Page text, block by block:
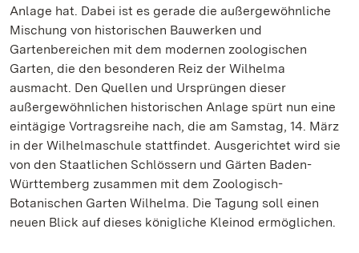
Anlage hat. Dabei ist es gerade die außergewöhnliche
Mischung von historischen Bauwerken und
Gartenbereichen mit dem modernen zoologischen
Garten, die den besonderen Reiz der Wilhelma
ausmacht. Den Quellen und Ursprüngen dieser
außergewöhnlichen historischen Anlage spürt nun eine
eintägige Vortragsreihe nach, die am Samstag, 14. März
in der Wilhelmaschule stattfindet. Ausgerichtet wird sie
von den Staatlichen Schlössern und Gärten Baden-
Württemberg zusammen mit dem Zoologisch-
Botanischen Garten Wilhelma. Die Tagung soll einen
neuen Blick auf dieses königliche Kleinod ermöglichen.